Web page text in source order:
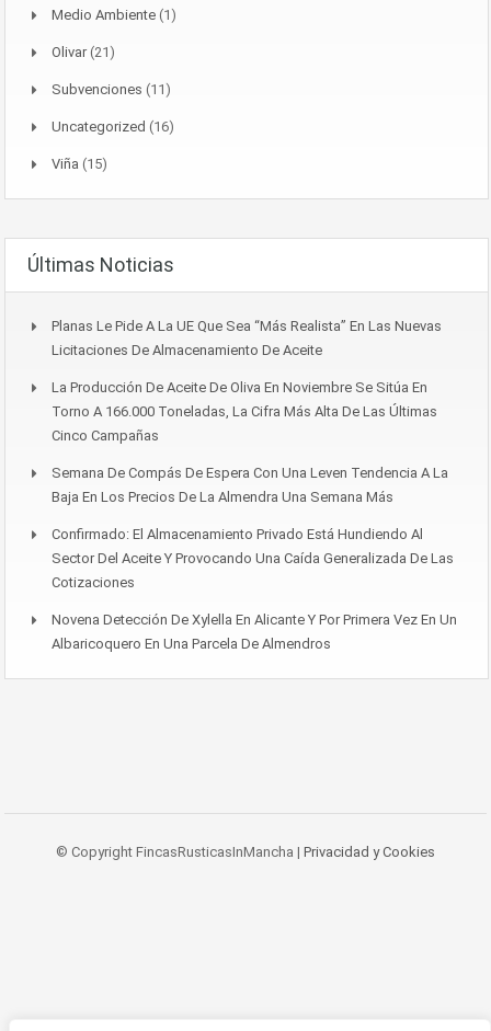
Medio Ambiente (1)
Olivar(21)
Subvenciones (11)
Uncategorized (16)
Viña (15)
Últimas Noticias
Planas Le Pide A La UE Que Sea “más Realista” En Las Nuevas
Licitaciones De Almacenamiento De Aceite
La Producción De Aceite De Oliva En Noviembre Se Sitúa En
Torno A 166.000 Toneladas, La Cifra Más Alta De Las Últimas
Cinco Campañas
Semana De Compás De Espera Con Una Leven Tendencia A La
Baja En Los Precios De La Almendra Una Semana Más
Confirmado: El Almacenamiento Privado Está Hundiendo Al
Sector Del Aceite Y Provocando Una Caída Generalizada De Las
Cotizaciones
Novena Detección De Xylella En Alicante Y Por Primera Vez En Un
Albaricoquero En Una Parcela De Almendros
© Copyright FincasRusticasInMancha | Privacidad y Cookies